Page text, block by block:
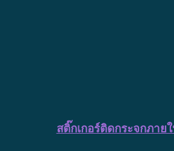
สติ๊กเกอร์ติดกระจกภาย